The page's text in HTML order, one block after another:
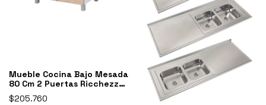
Mueble Cocina Bajo Mesada
80 Cm 2 Puertas Ricchezze
Potenza
$205.760